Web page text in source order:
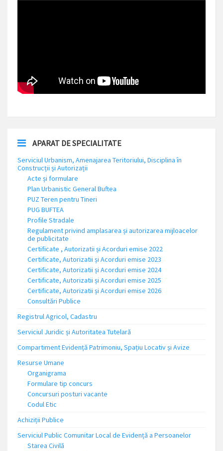
APARAT DE SPECIALITATE
Serviciul Urbanism, Amenajarea Teritoriului, Disciplina în
Construcții și Autorizații
Acte și formulare
Plan Urbanistic General Buftea
PUZ Teren pentru Tineri
PUG BUFTEA
Profile Stradale
Regulament privind amplasarea și autorizarea mijloacelor
de publicitate
Certificate , Autorizatii și Acorduri emise 2022
Certificate, Autorizatii și Acorduri emise 2023
Certificate, Autorizatii și Acorduri emise 2024
Certificate, Autorizatii și Acorduri emise 2025
Certificate, Autorizatii și Acorduri emise 2026
Consultări Publice
Registrul Agricol, Cadastru
Serviciul Juridic și Autoritatea Tutelară
Compartiment Evidență Patrimoniu, Spațiu Locativ și Avize
Resurse Umane
Organigrama
Formulare tip concurs
Concursuri posturi vacante
Codul Etic
Achiziții Publice
Serviciul Public Comunitar Local de Evidență a Persoanelor
Starea Civilă